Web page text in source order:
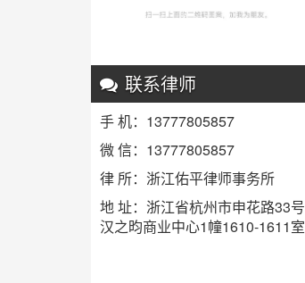
联系律师
手 机：13777805857
微 信：13777805857
律 所：浙江佑平律师事务所
地 址：浙江省杭州市申花路33号
汉之昀商业中心1幢1610-1611室